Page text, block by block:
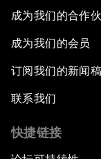
成为我们的合作
成为我们的会员
订阅我们的新闻稿
联系我们
快捷链接